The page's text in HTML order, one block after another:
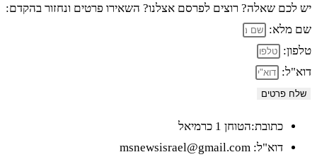
יש לכם שאלה? רוצים לפרסם אצלנו? השאירו פרטים ונחזור בהקדם:
שם מלא:
טלפון:
דוא"ל:
שלח פרטים
כתובת:הטוחן 1 כרמיאל
דוא"ל: msnewsisrael@gmail.com